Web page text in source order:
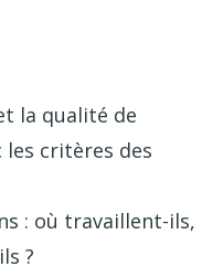
la qualité de
les critères des
: où travaillent-ils,
?